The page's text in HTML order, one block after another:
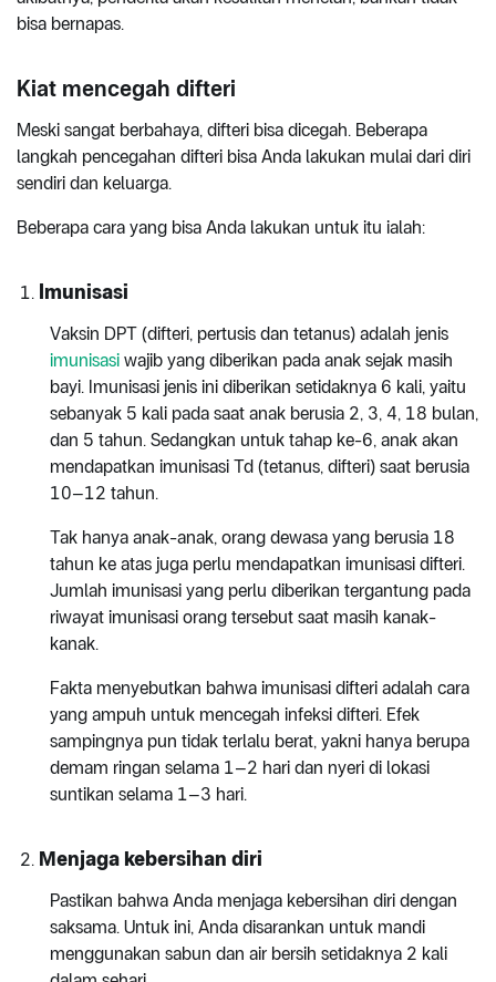
bisa bernapas.
Kiat mencegah difteri
Meski sangat berbahaya, difteri bisa dicegah. Beberapa
langkah pencegahan difteri bisa Anda lakukan mulai dari diri
sendiri dan keluarga.
Beberapa cara yang bisa Anda lakukan untuk itu ialah:
Imunisasi
Vaksin DPT (difteri, pertusis dan tetanus) adalah jenis
imunisasi wajib yang diberikan pada anak sejak masih
bayi. Imunisasi jenis ini diberikan setidaknya 6 kali, yaitu
sebanyak 5 kali pada saat anak berusia 2, 3, 4, 18 bulan,
dan 5 tahun. Sedangkan untuk tahap ke-6, anak akan
mendapatkan imunisasi Td (tetanus, difteri) saat berusia
10–12 tahun.
Tak hanya anak-anak, orang dewasa yang berusia 18
tahun ke atas juga perlu mendapatkan imunisasi difteri.
Jumlah imunisasi yang perlu diberikan tergantung pada
riwayat imunisasi orang tersebut saat masih kanak-
kanak.
Fakta menyebutkan bahwa imunisasi difteri adalah cara
yang ampuh untuk mencegah infeksi difteri. Efek
sampingnya pun tidak terlalu berat, yakni hanya berupa
demam ringan selama 1–2 hari dan nyeri di lokasi
suntikan selama 1–3 hari.
Menjaga kebersihan diri
Pastikan bahwa Anda menjaga kebersihan diri dengan
saksama. Untuk ini, Anda disarankan untuk mandi
menggunakan sabun dan air bersih setidaknya 2 kali